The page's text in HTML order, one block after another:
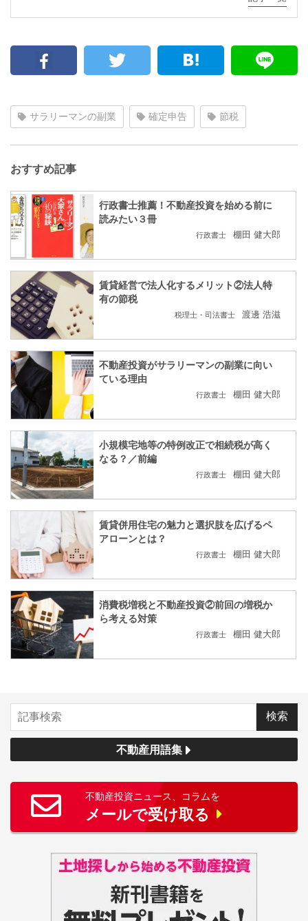
サラリーマンの副業 確定申告 節税
おすすめ記事
行政書士推薦！不動産投資を始める前に
読みたい３冊
行政書士 棚田 健大郎
賃貸経営で法人化するメリット②法人特
有の節税
税理士・司法書士 渡邊 浩滋
不動産投資がサラリーマンの副業に向い
ている理由
行政書士 棚田 健大郎
小規模宅地等の特例改正で相続税が高く
なる？／前編
行政書士 棚田 健大郎
賃貸併用住宅の魅力と選択肢を広げるペ
アローンとは？
行政書士 棚田 健大郎
消費税増税と不動産投資②前回の増税か
ら考える対策
行政書士 棚田 健大郎
不動産用語集
不動産投資ニュース、コラムを
メールで受け取る